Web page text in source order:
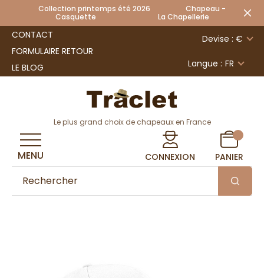
Collection printemps été 2026 Chapeau -
Casquette La Chapellerie
CONTACT
FORMULAIRE RETOUR
LE BLOG
Devise : €
Langue : FR
Le plus grand choix de chapeaux en France
CONNEXION PANIER
MENU